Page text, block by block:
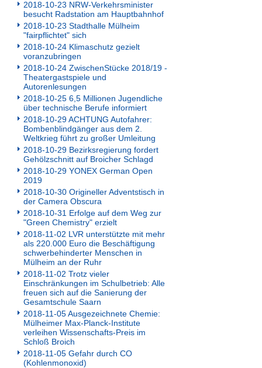
2018-10-23 NRW-Verkehrsminister
besucht Radstation am Hauptbahnhof
2018-10-23 Stadthalle Mülheim
"fairpflichtet" sich
2018-10-24 Klimaschutz gezielt
voranzubringen
2018-10-24 ZwischenStücke 2018/19 -
Theatergastspiele und
Autorenlesungen
2018-10-25 6,5 Millionen Jugendliche
über technische Berufe informiert
2018-10-29 ACHTUNG Autofahrer:
Bombenblindgänger aus dem 2.
Weltkrieg führt zu großer Umleitung
2018-10-29 Bezirksregierung fordert
Gehölzschnitt auf Broicher Schlagd
2018-10-29 YONEX German Open
2019
2018-10-30 Origineller Adventstisch in
der Camera Obscura
2018-10-31 Erfolge auf dem Weg zur
"Green Chemistry" erzielt
2018-11-02 LVR unterstützte mit mehr
als 220.000 Euro die Beschäftigung
schwerbehinderter Menschen in
Mülheim an der Ruhr
2018-11-02 Trotz vieler
Einschränkungen im Schulbetrieb: Alle
freuen sich auf die Sanierung der
Gesamtschule Saarn
2018-11-05 Ausgezeichnete Chemie:
Mülheimer Max-Planck-Institute
verleihen Wissenschafts-Preis im
Schloß Broich
2018-11-05 Gefahr durch CO
(Kohlenmonoxid)